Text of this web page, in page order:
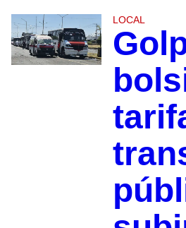
LOCAL